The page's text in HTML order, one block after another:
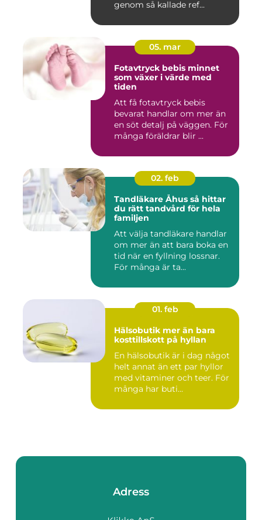
genom så kallade ref...
05. mar
Fotavtryck bebis minnet
som växer i värde med
tiden
Att få fotavtryck bebis
bevarat handlar om mer än
en söt detalj på väggen. För
många föräldrar blir ...
02. feb
Tandläkare Åhus så hittar
du rätt tandvård för hela
familjen
Att välja tandläkare handlar
om mer än att bara boka en
tid när en fyllning lossnar.
För många är ta...
01. feb
Hälsobutik mer än bara
kosttillskott på hyllan
En hälsobutik är i dag något
helt annat än ett par hyllor
med vitaminer och teer. För
många har buti...
Adress